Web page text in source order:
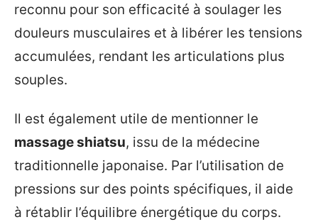
reconnu pour son efficacité à soulager les
douleurs musculaires et à libérer les tensions
accumulées, rendant les articulations plus
souples.
Il est également utile de mentionner le
massage shiatsu, issu de la médecine
traditionnelle japonaise. Par l’utilisation de
pressions sur des points spécifiques, il aide
à rétablir l’équilibre énergétique du corps.